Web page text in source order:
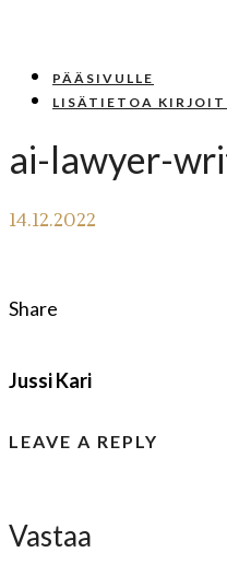
PÄÄSIVULLE
LISÄTIETOA
ai-lawyer-
14.12.2022
Share
Jussi Kari
LEAVE A REPLY
Vastaa